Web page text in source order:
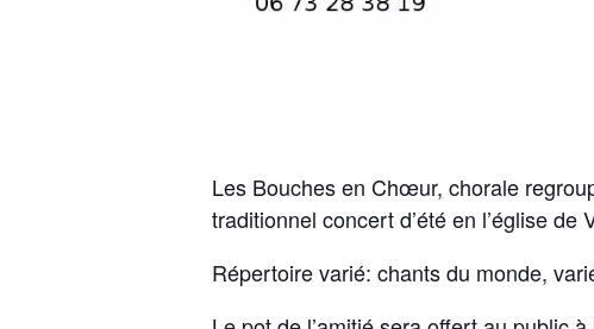
Les Bouches en Chœur, chorale
traditionnel concert d’été en l’église de
Répertoire varié: chants du monde,